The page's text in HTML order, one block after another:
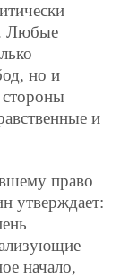
Любые
но и
и
право
утверждает:
начало,